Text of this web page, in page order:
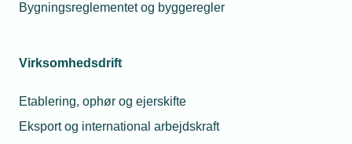
Bygningsreglementet og byggeregler
Virksomhedsdrift
Etablering, ophør og ejerskifte
Eksport og international arbejdskraft